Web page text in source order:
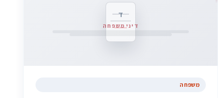
ד
דיני משפחה
משפחה